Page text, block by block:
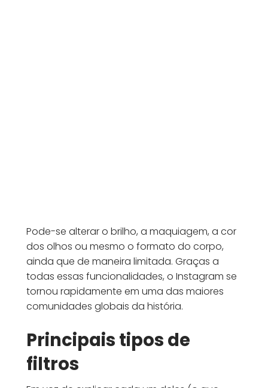
Pode-se alterar o brilho, a maquiagem, a cor
dos olhos ou mesmo o formato do corpo,
ainda que de maneira limitada. Graças a
todas essas funcionalidades, o Instagram se
tornou rapidamente em uma das maiores
comunidades globais da história.
Principais tipos de
filtros